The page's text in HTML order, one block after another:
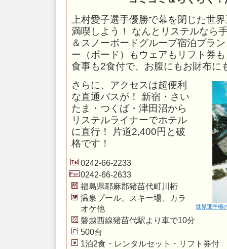
上村愛子選手優勝で幕を閉じた世
満喫しよう！ なんとリステルなら
＆スノーボードグループ宿泊プラ
ー（ボード）もウェアもリフト券
食事も2食付で、お腹にもお財布に
世界選手権
さらに、アクセスは超便利
な直通バスが！ 新宿・さい
たま・つくば・津田沼から
リステルライナーでホテル
に直行！ 片道2,400円と破
格です！
0242-66-2233
0242-66-2633
福島県耶麻郡猪苗代町川桁
温泉プール、スキー場、カラ
オケ他
磐越西線猪苗代駅より車で10分
500台
1泊2食・レンタルセット・リフト券付